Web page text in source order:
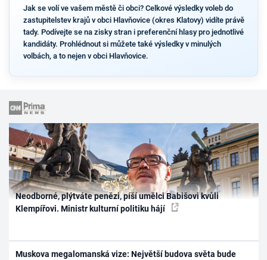
Jak se volí ve vašem městě či obci? Celkové výsledky voleb do
zastupitelstev krajů v obci Hlavňovice (okres Klatovy) vidíte právě
tady. Podívejte se na zisky stran i preferenční hlasy pro jednotlivé
kandidáty. Prohlédnout si můžete také výsledky v minulých
volbách, a to nejen v obci Hlavňovice.
Neodborné, plýtváte penězi, píší umělci Babišovi kvůli
Klempířovi. Ministr kulturní politiku hájí
Muskova megalomanská vize: Největší budova světa bude